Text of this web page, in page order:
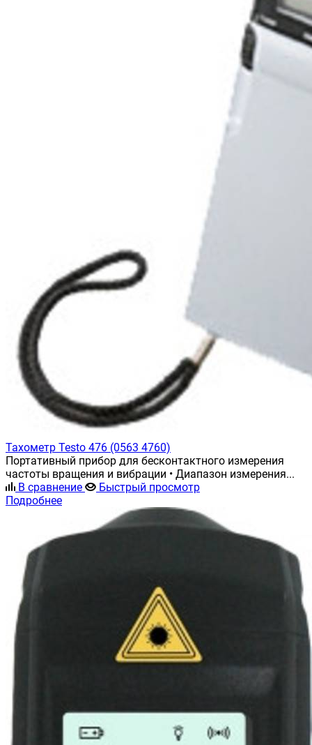
Тахометр Testo 476 (0563 4760)
Портативный прибор для бесконтактного измерения
частоты вращения и вибрации • Диапазон измерения...
В сравнение
Быстрый просмотр
Подробнее